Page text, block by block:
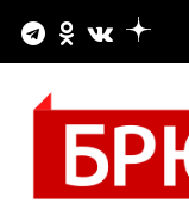
содержимому
Официальный